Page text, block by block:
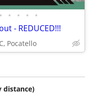
• • • • •
- REDUCED!!!
Pocatello
distance)